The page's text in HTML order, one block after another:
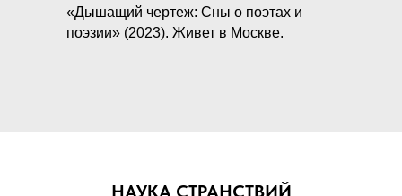
«Дышащий чертеж: Сны о поэтах и
поэзии» (2023). Живет в Москве.
НАУКА СТРАНСТВИЙ